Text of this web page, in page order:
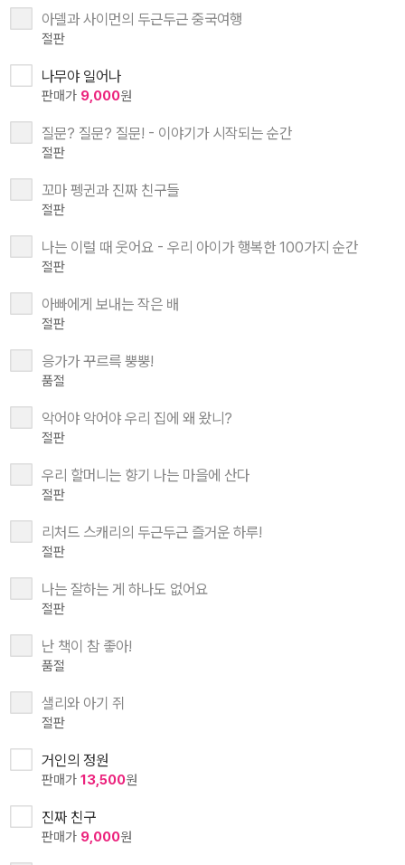
아델과 사이먼의 두근두근 중국여행
절판
나무야 일어나
판매가 9,000원
질문? 질문? 질문! - 이야기가 시작되는 순간
절판
꼬마 펭귄과 진짜 친구들
절판
나는 이럴 때 웃어요 - 우리 아이가 행복한 100가지 순간
절판
아빠에게 보내는 작은 배
절판
응가가 꾸르륵 뿡뿡!
품절
악어야 악어야 우리 집에 왜 왔니?
절판
우리 할머니는 향기 나는 마을에 산다
절판
리처드 스캐리의 두근두근 즐거운 하루!
절판
나는 잘하는 게 하나도 없어요
절판
난 책이 참 좋아!
품절
샐리와 아기 쥐
절판
거인의 정원
판매가 13,500원
진짜 친구
판매가 9,000원